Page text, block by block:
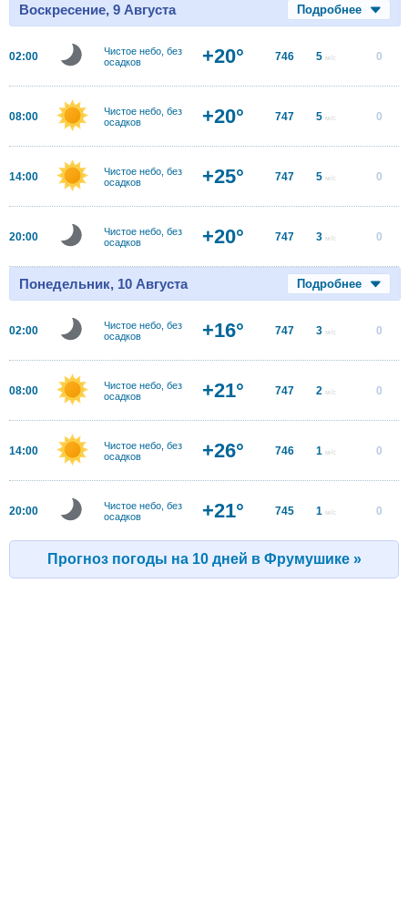
Воскресение, 9 Августа Подробнее
02:00
Чистое небо, без
осадков
+20° 746 5 м/с 0
08:00
Чистое небо, без
осадков
+20° 747 5 м/с 0
14:00
Чистое небо, без
осадков
+25° 747 5 м/с 0
20:00
Чистое небо, без
осадков
+20° 747 3 м/с 0
Понедельник, 10 Августа Подробнее
02:00
Чистое небо, без
осадков
+16° 747 3 м/с 0
08:00
Чистое небо, без
осадков
+21° 747 2 м/с 0
14:00
Чистое небо, без
осадков
+26° 746 1 м/с 0
20:00
Чистое небо, без
осадков
+21° 745 1 м/с 0
Прогноз погоды на 10 дней в Фрумушике »